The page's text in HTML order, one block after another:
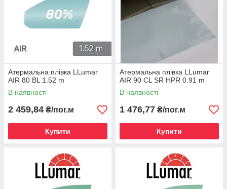
Атермальна плівка LLumar
AIR 80 BL 1.52 m
В наявності
2 459,84 ₴/пог.м
Купити
Атермальна плівка LLumar
AIR 90 CL SR HPR 0.91 m
В наявності
1 476,77 ₴/пог.м
Купити